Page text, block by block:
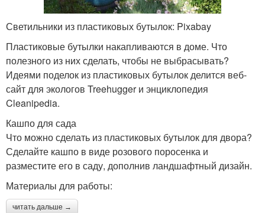
Светильники из пластиковых бутылок: Pixabay
Пластиковые бутылки накапливаются в доме. Что
полезного из них сделать, чтобы не выбрасывать?
Идеями поделок из пластиковых бутылок делится веб-
сайт для экологов Treehugger и энциклопедия
Cleanipedia.
Кашпо для сада
Что можно сделать из пластиковых бутылок для двора?
Сделайте кашпо в виде розового поросенка и
разместите его в саду, дополнив ландшафтный дизайн.
Материалы для работы:
читать дальше →